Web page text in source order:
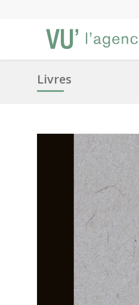
Livres